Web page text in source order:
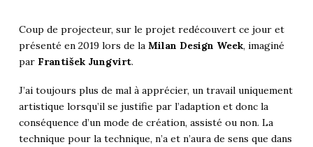
Coup de projecteur, sur le projet redécouvert ce jour et
présenté en 2019 lors de la Milan Design Week, imaginé
par František Jungvirt.
J’ai toujours plus de mal à apprécier, un travail uniquement
artistique lorsqu’il se justifie par l’adaption et donc la
conséquence d’un mode de création, assisté ou non. La
technique pour la technique, n’a et n’aura de sens que dans